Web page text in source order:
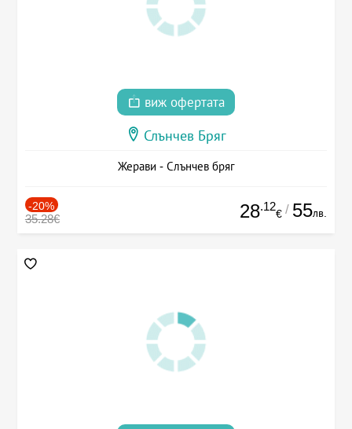
виж офертата
Слънчев Бряг
Жерави - Слънчев бряг
-20%
35.28€ 28.12
€ / 55лв.